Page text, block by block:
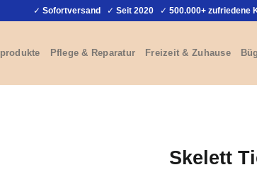
✓ Sofortversand ✓ Seit 2020 ✓ 500.000+ zufriedene
Pflege & Reparatur Freizeit & Zuhause
Skelett